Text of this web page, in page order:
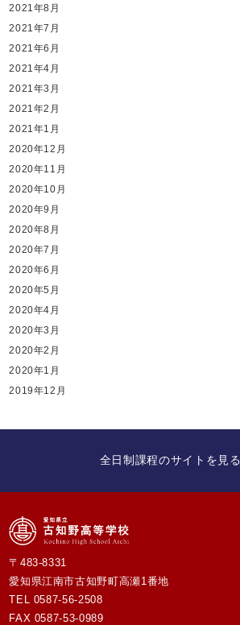
2021年8月
2021年7月
2021年6月
2021年4月
2021年3月
2021年2月
2021年1月
2020年12月
2020年11月
2020年10月
2020年9月
2020年8月
2020年7月
2020年6月
2020年5月
2020年4月
2020年3月
2020年2月
2020年1月
2019年12月
全日制課程のサイトを見る
〒483-8331
愛知県江南市古知野町高瀬1番地
TEL 0587-56-2508
FAX 0587-53-0989